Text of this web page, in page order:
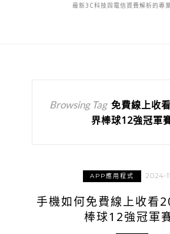
最新3C科技與電信資費解析的專
Browsing Tag 免費線上收
界棒球12強冠軍
APP應用程式 2024-
手機如何免費線上收看
棒球12強冠軍